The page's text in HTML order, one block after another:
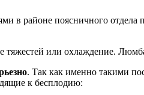
районе поясничного отдела
или охлаждение.
. Так как именно такими
к бесплодию: